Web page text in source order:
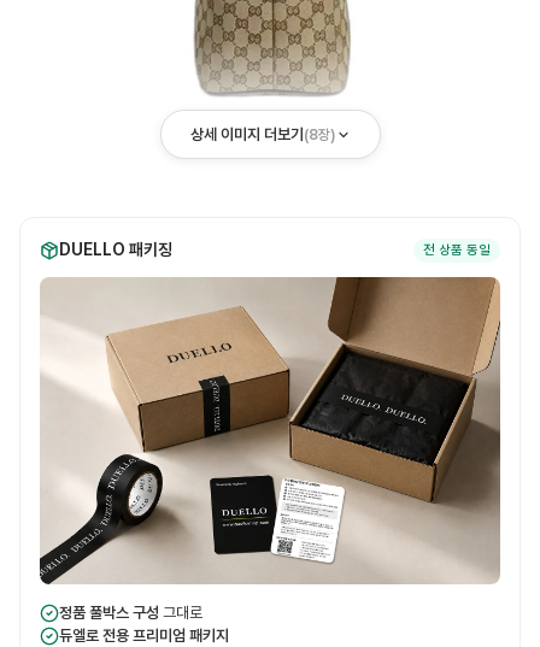
상세 이미지 더보기 (8장)
DUELLO 패키징 전 상품 동일
정품 풀박스 구성 그대로
듀엘로 전용 프리미엄 패키지